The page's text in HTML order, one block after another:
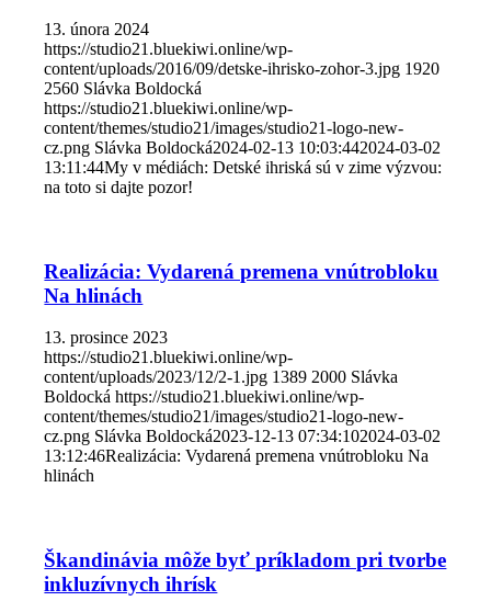
13. února 2024
https://studio21.bluekiwi.online/wp-
content/uploads/2016/09/detske-ihrisko-zohor-3.jpg 1920
2560 Slávka Boldocká
https://studio21.bluekiwi.online/wp-
content/themes/studio21/images/studio21-logo-new-
cz.png Slávka Boldocká2024-02-13 10:03:442024-03-02
13:11:44My v médiách: Detské ihriská sú v zime výzvou:
na toto si dajte pozor!
Realizácia: Vydarená premena vnútrobloku
Na hlinách
13. prosince 2023
https://studio21.bluekiwi.online/wp-
content/uploads/2023/12/2-1.jpg 1389 2000 Slávka
Boldocká https://studio21.bluekiwi.online/wp-
content/themes/studio21/images/studio21-logo-new-
cz.png Slávka Boldocká2023-12-13 07:34:102024-03-02
13:12:46Realizácia: Vydarená premena vnútrobloku Na
hlinách
Škandinávia môže byť príkladom pri tvorbe
inkluzívnych ihrísk